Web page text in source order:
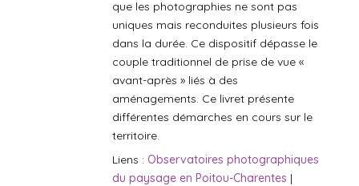
que les photographies ne sont pas
uniques mais reconduites plusieurs fois
dans la durée. Ce dispositif dépasse le
couple traditionnel de prise de vue «
avant-après » liés à des
aménagements. Ce livret présente
différentes démarches en cours sur le
territoire.
Liens : Observatoires photographiques
du paysage en Poitou-Charentes |